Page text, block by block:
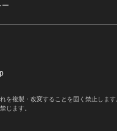
ー
複製・改変することを固く禁止します
じます。